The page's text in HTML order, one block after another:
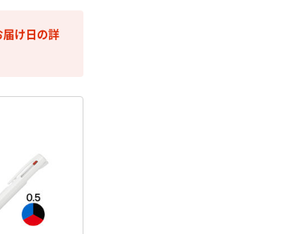
届け日の詳